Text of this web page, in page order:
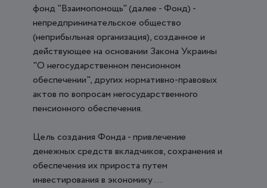
фонд "Взаимопомощь" (далее - Фонд) -
непредпринимательское общество
(неприбыльная организация), созданное и
действующее на основании Закона Украины
"О негосударственном пенсионном
обеспечении", других нормативно-правовых
актов по вопросам негосударственного
пенсионного обеспечения.
Цель создания Фонда - привлечение
денежных средств вкладчиков, сохранения и
обеспечения их прироста путем
инвестирования в экономику ...